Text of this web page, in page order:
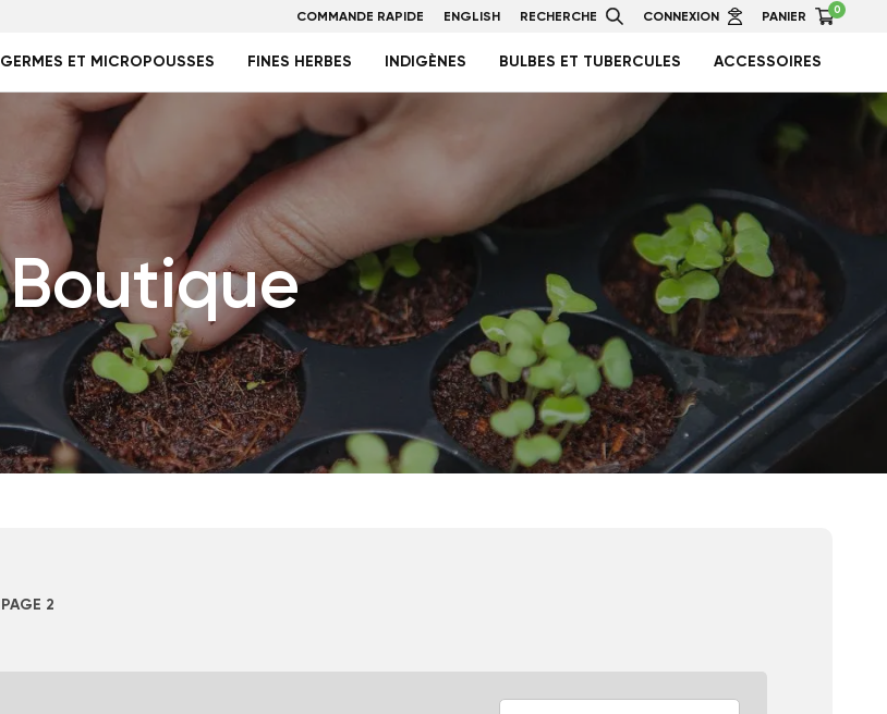
COMMANDE RAPIDE ENGLISH RECHERCHE CONNEXION PANIER 0
GERMES ET MICROPOUSSES FINES HERBES INDIGÈNES BULBES ET TUBERCULES ACCESSOIRES
Boutique
PAGE 2